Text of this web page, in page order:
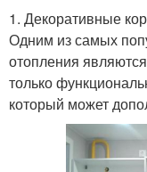
1. Декоративные
Одним из самых
отопления
только
который может